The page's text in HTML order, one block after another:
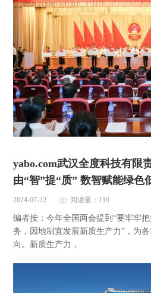
yabo.com武汉全度科技有限
由“智”提“质” 数智赋能绿色
2024-07-22 阅读量：116
编者按：今年全国两会提到“要牢牢
务，因地制宜发展新质生产力”，为
向。新质生产力，